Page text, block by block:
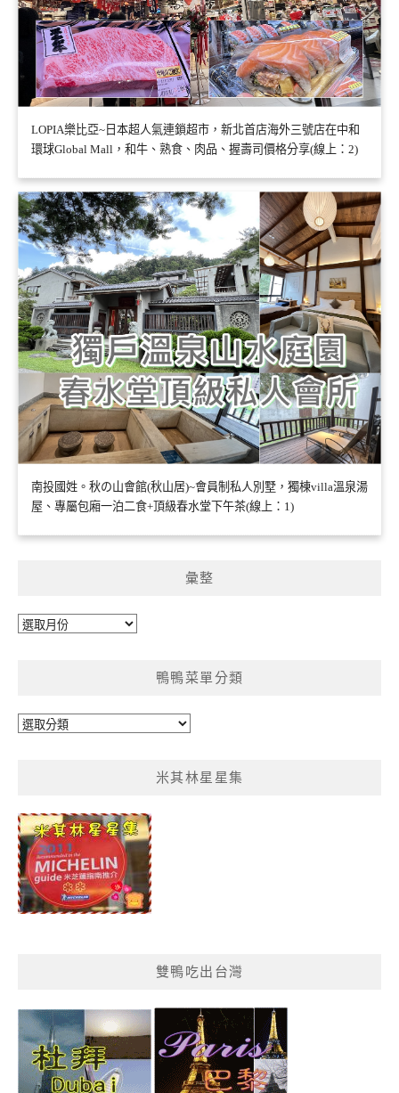
LOPIA樂比亞~日本超人氣連鎖超市，新北首店海外三號店在中和
環球Global Mall，和牛、熟食、肉品、握壽司價格分享(線上：2)
南投國姓。秋の山會館(秋山居)~會員制私人別墅，獨棟villa溫泉湯
屋、專屬包廂一泊二食+頂級春水堂下午茶(線上：1)
彙整
彙
鴨鴨菜單分類
鴨
類
米其林星星集
雙鴨吃出台灣